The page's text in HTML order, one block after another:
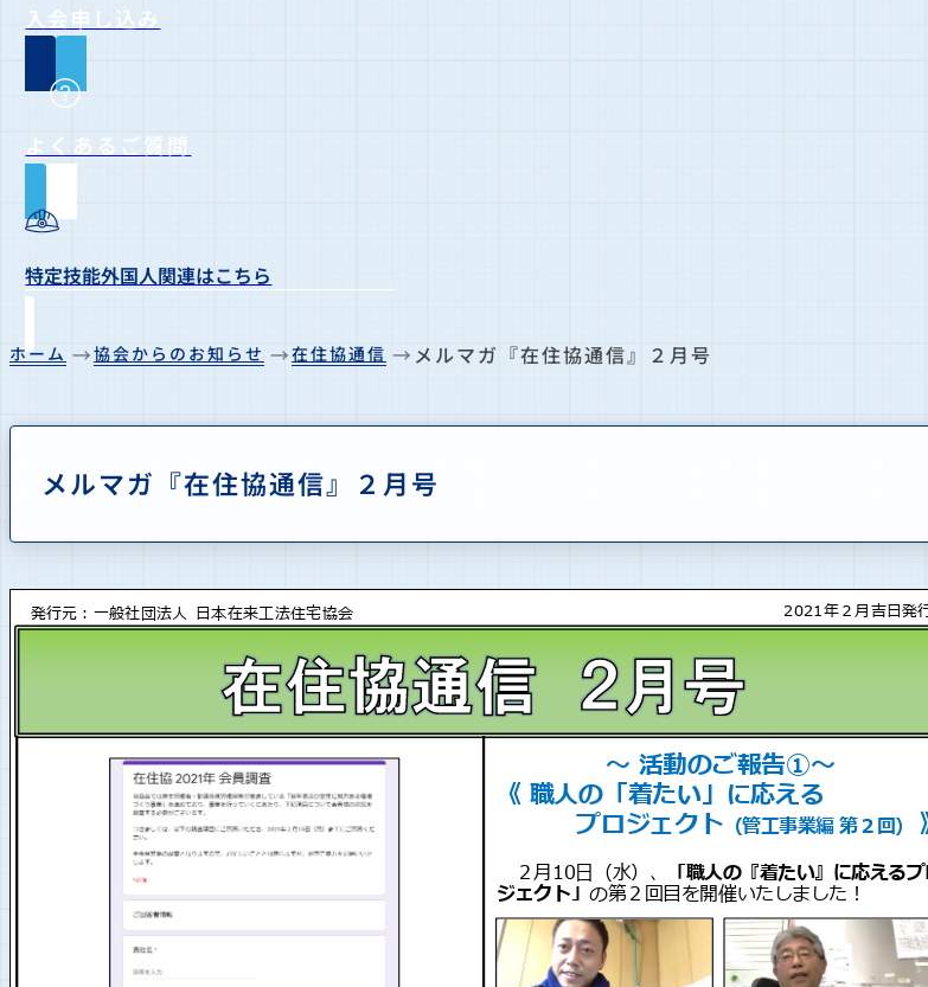
入会申し込み
よくあるご質問
特定技能外国人関連はこちら
ホーム 協会からのお知らせ 在住協通信 メルマガ『在住協通信』２月号
メルマガ『在住協通信』２月号